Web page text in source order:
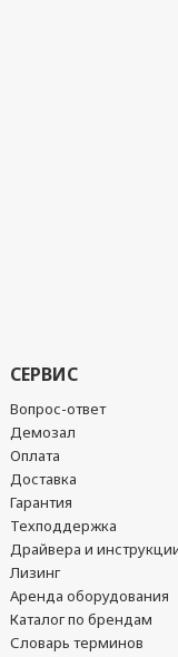
СЕРВИС
Вопрос-ответ
Демозал
Оплата
Доставка
Гарантия
Техподдержка
Драйвера и
Лизинг
Аренда оборудования
Каталог по брендам
Словарь терминов